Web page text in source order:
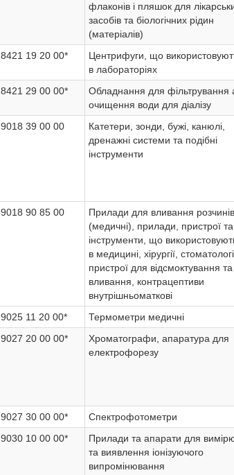
флаконів і пляшок для
засобів та біологічних рідин
(матеріалів)
8421 19 20 00*
Центрифуги, що
в лабораторіях
8421 29 00 00*
Обладнання для фільтрування
очищення води для діалізу
9018 39 00 00
Катетери, зонди, бужі, канюлі,
дренажні системи та подібні
інструменти
9018 90 85 00
Прилади для вливання розчинів
(медичні), прилади, пристрої та
інструменти, що
в медицині, хірургії,
пристрої для відсмоктування та
вливання, контрацептиви
внутрішньоматкові
9025 11 20 00*
Термометри медичні
9027 20 00 00*
Хроматографи, апаратура для
електрофорезу
9027 30 00 00*
Спектрофотометри
9030 10 00 00*
Прилади та апарати для
та виявлення іонізуючого
випромінювання